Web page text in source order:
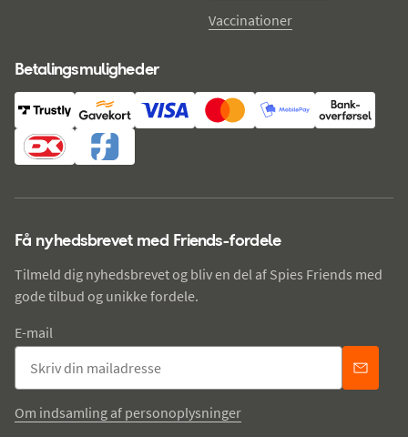
Vaccinationer
Betalingsmuligheder
Få nyhedsbrevet med Friends-fordele
Tilmeld dig nyhedsbrevet og bliv en del af Spies Friends med
gode tilbud og unikke fordele.
E-mail
Om indsamling af personoplysninger